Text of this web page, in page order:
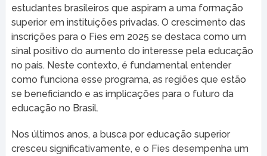
estudantes brasileiros que aspiram a uma formação
superior em instituições privadas. O crescimento das
inscrições para o Fies em 2025 se destaca como um
sinal positivo do aumento do interesse pela educação
no país. Neste contexto, é fundamental entender
como funciona esse programa, as regiões que estão
se beneficiando e as implicações para o futuro da
educação no Brasil.
Nos últimos anos, a busca por educação superior
cresceu significativamente, e o Fies desempenha um